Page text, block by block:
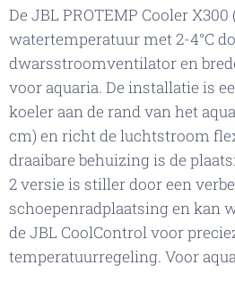
De JBL PROTEMP Cooler X300
watertemperatuur met 2-4°C
dwarsstroomventilator en
voor aquaria. De installatie is
koeler aan de rand van het
cm) en richt de luchtstroom
draaibare behuizing is de
2 versie is stiller door een
schoepenradplaatsing en kan
de JBL CoolControl voor
temperatuurregeling. Voor